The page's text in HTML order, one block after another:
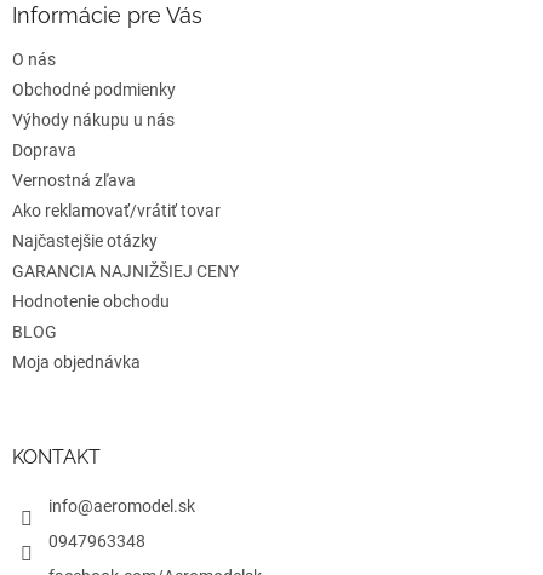
e
Informácie pre Vás
O nás
Obchodné podmienky
Výhody nákupu u nás
Doprava
Vernostná zľava
Ako reklamovať/vrátiť tovar
Najčastejšie otázky
GARANCIA NAJNIŽŠIEJ CENY
Hodnotenie obchodu
BLOG
Moja objednávka
KONTAKT
info@aeromodel.sk
0947963348